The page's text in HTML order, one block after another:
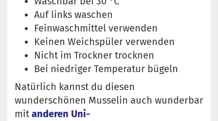
Auf links waschen
Feinwaschmittel verwenden
Keinen Weichspüler verwenden
Nicht im Trockner trocknen
Bei niedriger Temperatur bügeln
Natürlich kannst du diesen
wunderschönen Musselin auch wunderbar
mit anderen Uni-